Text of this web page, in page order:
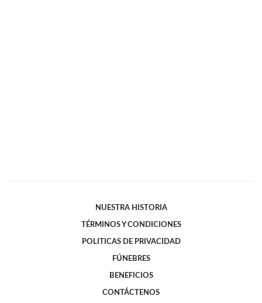
NUESTRA HISTORIA
TÉRMINOS Y CONDICIONES
POLITICAS DE PRIVACIDAD
FÚNEBRES
BENEFICIOS
CONTÁCTENOS